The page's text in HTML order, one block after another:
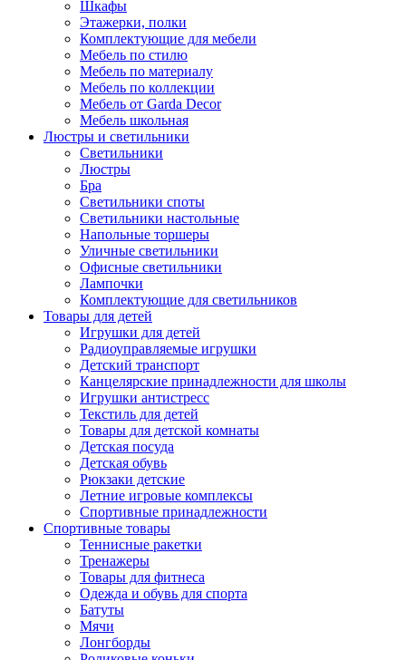
Шкафы
Этажерки, полки
Комплектующие для мебели
Мебель по стилю
Мебель по материалу
Мебель по коллекции
Мебель от Garda Decor
Мебель школьная
Люстры и светильники
Светильники
Люстры
Бра
Светильники споты
Светильники настольные
Напольные торшеры
Уличные светильники
Офисные светильники
Лампочки
Комплектующие для светильников
Товары для детей
Игрушки для детей
Радиоуправляемые игрушки
Детский транспорт
Канцелярские принадлежности для школы
Игрушки антистресс
Текстиль для детей
Товары для детской комнаты
Детская посуда
Детская обувь
Рюкзаки детские
Летние игровые комплексы
Спортивные принадлежности
Спортивные товары
Теннисные ракетки
Тренажеры
Товары для фитнеса
Одежда и обувь для спорта
Батуты
Мячи
Лонгборды